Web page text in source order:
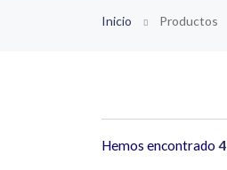
Inicio Productos
Hemos encontrado 4